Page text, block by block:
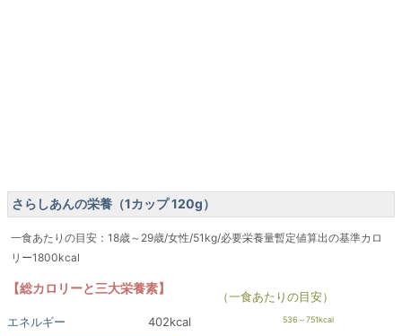
さらしあんの栄養（1カップ 120g）
一食あたりの目安：18歳～29歳/女性/51kg/必要栄養量暫定値算出の基準カロ
リー1800kcal
【総カロリーと三大栄養素】
（一食あたりの目安）
エネルギー
402kcal